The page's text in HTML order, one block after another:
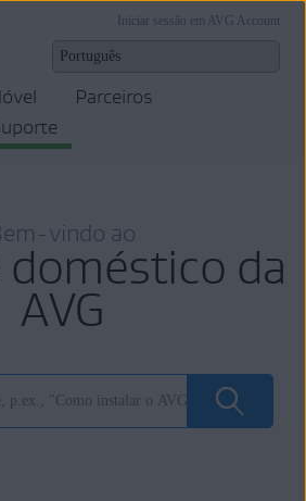
Iniciar sessão em AVG Account
Parceiros
vindo ao
da
AVG